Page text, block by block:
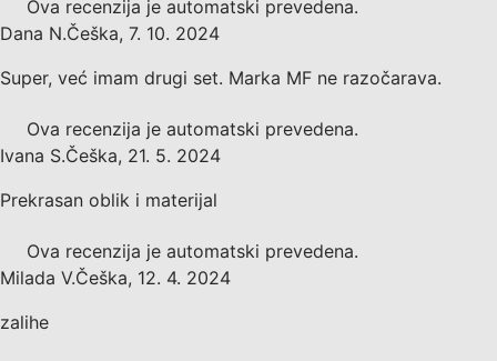
Ova recenzija je automatski prevedena.
Dana N.Češka, 7. 10. 2024
Super, već imam drugi set. Marka MF ne razočarava.
Ova recenzija je automatski prevedena.
Ivana S.Češka, 21. 5. 2024
Prekrasan oblik i materijal
Ova recenzija je automatski prevedena.
Milada V.Češka, 12. 4. 2024
zalihe